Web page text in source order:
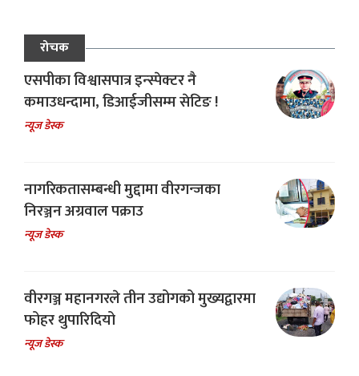
रोचक
एसपीका विश्वासपात्र इन्स्पेक्टर नै
कमाउधन्दामा, डिआईजीसम्म सेटिङ !
न्यूज डेस्क
नागरिकतासम्बन्धी मुद्दामा वीरगन्जका
निरञ्जन अग्रवाल पक्राउ
न्यूज डेस्क
वीरगञ्ज महानगरले तीन उद्योगको मुख्यद्वारमा
फोहर थुपारिदियो
न्यूज डेस्क